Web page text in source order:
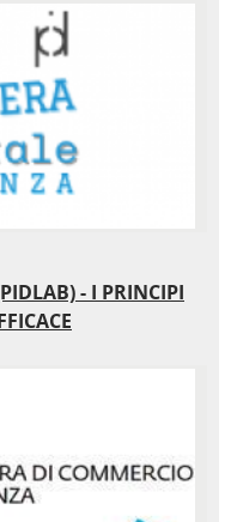
- I PRINCIPI